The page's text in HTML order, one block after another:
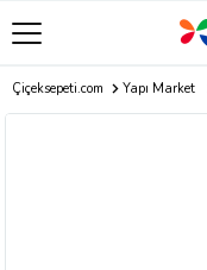
Çiçeksepeti.com Yapı Market